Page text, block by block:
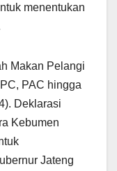
menentukan
Makan Pelangi
PAC hingga
Deklarasi
Kebumen
Jateng